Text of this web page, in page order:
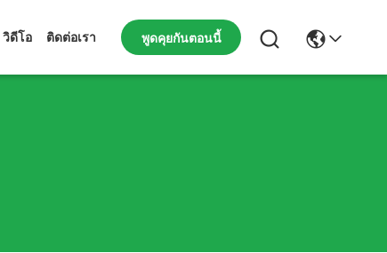
วิดีโอ ติดต่อเรา พูดคุยกันตอนนี้